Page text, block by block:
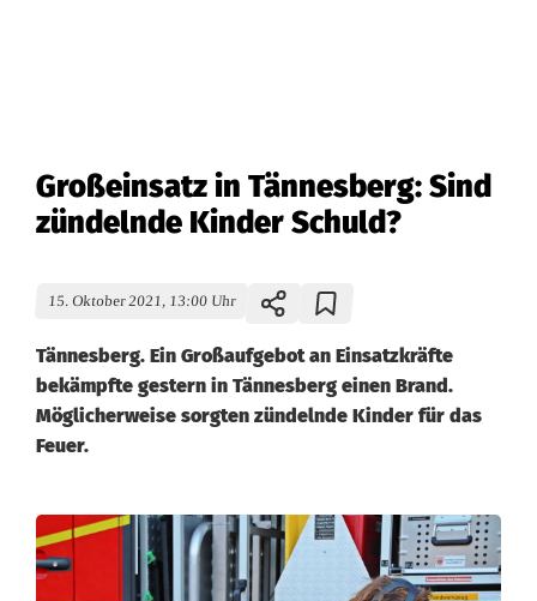
Großeinsatz in Tännesberg: Sind
zündelnde Kinder Schuld?
15. Oktober 2021, 13:00 Uhr
Tännesberg. Ein Großaufgebot an Einsatzkräfte
bekämpfte gestern in Tännesberg einen Brand.
Möglicherweise sorgten zündelnde Kinder für das
Feuer.
G
r